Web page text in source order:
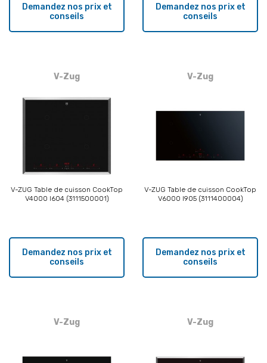
Demandez nos prix et
conseils
Demandez nos prix et
conseils
V-Zug
V-ZUG Table de cuisson CookTop
V4000 I604 (3111500001)
Demandez nos prix et
conseils
V-Zug
V-ZUG Table de cuisson CookTop
V6000 I905 (3111400004)
Demandez nos prix et
conseils
V-Zug V-Zug